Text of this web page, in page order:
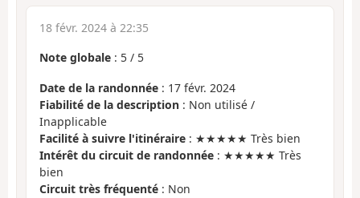
18 févr. 2024 à 22:35
Note globale : 5 / 5
Date de la randonnée : 17 févr. 2024
Fiabilité de la description : Non utilisé /
Inapplicable
Facilité à suivre l'itinéraire : ★★★★★ Très bien
Intérêt du circuit de randonnée : ★★★★★ Très
bien
Circuit très fréquenté : Non